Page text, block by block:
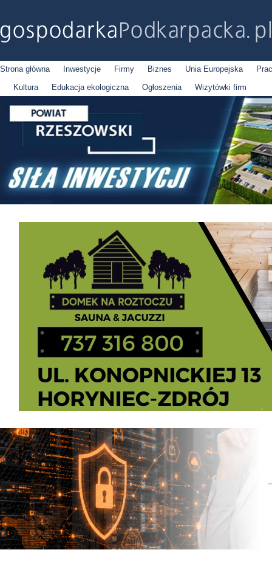
Strona główna Inwestycje Firmy Biznes Unia Europejska
Kultura
Edukacja ekologiczna Ogłoszenia Wizytówki firm